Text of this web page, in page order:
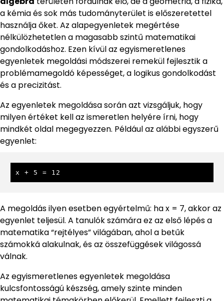
a kémia és sok más tudományterület is előszeretettel
használja őket. Az alapegyenletek megértése
nélkülözhetetlen a magasabb szintű matematikai
gondolkodáshoz. Ezen kívül az egyismeretlenes
egyenletek megoldási módszerei remekül fejlesztik a
problémamegoldó képességet, a logikus gondolkodást
és a precizitást.
Az egyenletek megoldása során azt vizsgáljuk, hogy
milyen értéket kell az ismeretlen helyére írni, hogy
mindkét oldal megegyezzen. Például az alábbi egyszerű
egyenlet:
x + 5 = 12
A megoldás ilyen esetben egyértelmű: ha x = 7, akkor az
egyenlet teljesül. A tanulók számára ez az első lépés a
matematika “rejtélyes” világában, ahol a betűk
számokká alakulnak, és az összefüggések világossá
válnak.
Az egyismeretlenes egyenletek megoldása
kulcsfontosságú készség, amely szinte minden